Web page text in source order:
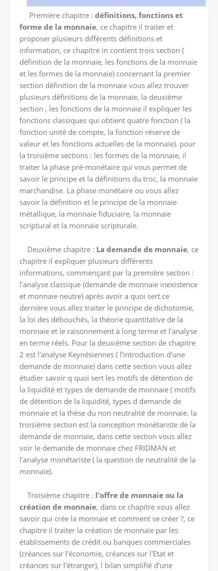
Première chapitre : définitions, fonctions et
forme de la monnaie, ce chapitre il traiter et
proposer plusieurs différents définitions et
information, ce chapitre in contient trois section (
définition de la monnaie, les fonctions de la monnaie
et les formes de la monnaie) concernant la premier
section définition de la monnaie vous allez trouver
plusieurs définitions de la monnaie, la deuxième
section , les fonctions de la monnaie il expliquer les
fonctions classiques qui obtient quatre fonction ( la
fonction unité de compte, la fonction réserve de
valeur et les fonctions actuelles de la monnaie). pour
la troisième sections : les formes de la monnaie, il
traiter la phase pré-monétaire qui vous permet de
savoir le principe et la définitions du troc, la monnaie
marchandise. La phase monétaire ou vous allez
savoir la définition et le principe de la monnaie
métallique, la monnaie fiduciaire, la monnaie
scriptural et la monnaie scripturale.
Deuxième chapitre : La demande de monnaie, ce
chapitre il expliquer plusieurs différents
informations, commençant par la première section :
l'analyse classique (demande de monnaie inexistence
et monnaie neutre) après avoir a quoi sert ce
dernière vous allez traiter le principe de dichotomie,
la loi des débouchés, la théorie quantitative de la
monnaie et le raisonnement à long terme et l'analyse
en terme réels. Pour la deuxième section de chapitre
2 est l'analyse Keynésiennes ( l'introduction d'une
demande de monnaie) dans cette section vous allez
étudier savoir q quoi sert les motifs de détention de
la liquidité et types de demande de monnaie ( motifs
de détention de la liquidité, types d demande de
monnaie et la thèse du non neutralité de monnaie. la
troisième section est la conception monétariste de la
demande de monnaie, dans cette section vous allez
voir le demande de monnaie chez FRIDMAN et
l'analyse monétariste ( la question de neutralité de la
monnaie).
Troisième chapitre : l'offre de monnaie ou la
création de monnaie, dans ce chapitre vous allez
savoir qui crée la monnaie et comment se créer ?, ce
chapitre il traiter la création de monnaie par les
établissements de crédit ou banques commerciales
(créances sur l'économie, créances sur l'Etat et
créances sur l'étranger), l bilan simplifié d'une